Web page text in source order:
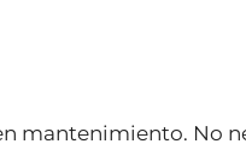
mantenimiento. No